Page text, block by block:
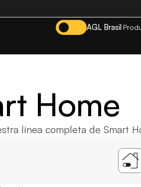
AGL Brasil
Home
línea completa de Smart